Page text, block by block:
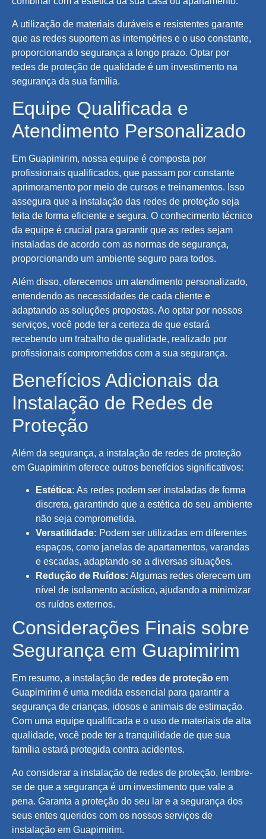
A utilização de materiais duráveis e resistentes garante
que as redes suportem as intempéries e o uso constante,
proporcionando segurança a longo prazo. Optar por
redes de proteção de qualidade é um investimento na
segurança da sua família.
Equipe Qualificada e
Atendimento Personalizado
Em Guapimirim, nossa equipe é composta por
profissionais qualificados, que passam por constante
aprimoramento por meio de cursos e treinamentos. Isso
assegura que a instalação das redes de proteção seja
feita de forma eficiente e segura. O conhecimento técnico
da equipe é crucial para garantir que as redes sejam
instaladas de acordo com as normas de segurança,
proporcionando um ambiente seguro para todos.
Além disso, oferecemos um atendimento personalizado,
entendendo as necessidades de cada cliente e
adaptando as soluções propostas. Ao optar por nossos
serviços, você pode ter a certeza de que estará
recebendo um trabalho de qualidade, realizado por
profissionais comprometidos com a sua segurança.
Benefícios Adicionais da
Instalação de Redes de
Proteção
Além da segurança, a instalação de redes de proteção
em Guapimirim oferece outros benefícios significativos:
Estética: As redes podem ser instaladas de forma
discreta, garantindo que a estética do seu ambiente
não seja comprometida.
Versatilidade: Podem ser utilizadas em diferentes
espaços, como janelas de apartamentos, varandas
e escadas, adaptando-se a diversas situações.
Redução de Ruídos: Algumas redes oferecem um
nível de isolamento acústico, ajudando a minimizar
os ruídos externos.
Considerações Finais sobre
Segurança em Guapimirim
Em resumo, a instalação de redes de proteção em
Guapimirim é uma medida essencial para garantir a
segurança de crianças, idosos e animais de estimação.
Com uma equipe qualificada e o uso de materiais de alta
qualidade, você pode ter a tranquilidade de que sua
família estará protegida contra acidentes.
Ao considerar a instalação de redes de proteção, lembre-
se de que a segurança é um investimento que vale a
pena. Garanta a proteção do seu lar e a segurança dos
seus entes queridos com os nossos serviços de
instalação em Guapimirim.